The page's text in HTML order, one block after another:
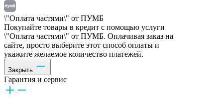
\"Оплата частями\" от ПУМБ
Покупайте товары в кредит с помощью услуги
\"Оплата частями\" от ПУМБ. Оплачивая заказ на
сайте, просто выберите этот способ оплаты и
укажите желаемое количество платежей.
Закрыть
Гарантия и сервис